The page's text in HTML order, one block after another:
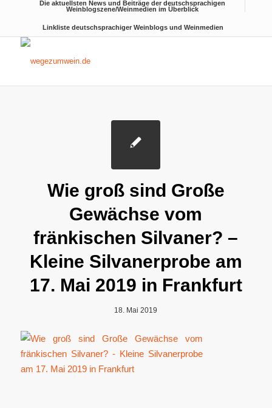
Die aktuellsten News und Beiträge der deutschsprachigen
Weinblogszene/Weinmedien im Überblick
Linkliste deutschsprachiger Weinblogs und Weinmedien
Wie groß sind Große
Gewächse vom
fränkischen Silvaner? –
Kleine Silvanerprobe am
17. Mai 2019 in Frankfurt
18. Mai 2019